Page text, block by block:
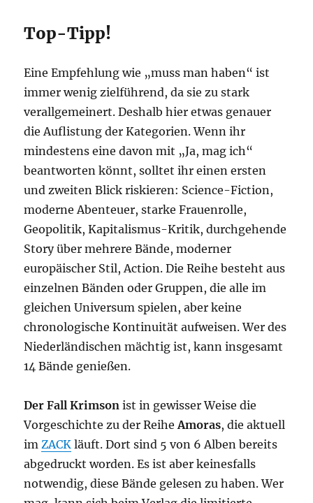
Top-Tipp!
Eine Empfehlung wie „muss man haben“ ist
immer wenig zielführend, da sie zu stark
verallgemeinert. Deshalb hier etwas genauer
die Auflistung der Kategorien. Wenn ihr
mindestens eine davon mit „Ja, mag ich“
beantworten könnt, solltet ihr einen ersten
und zweiten Blick riskieren: Science-Fiction,
moderne Abenteuer, starke Frauenrolle,
Geopolitik, Kapitalismus-Kritik, durchgehende
Story über mehrere Bände, moderner
europäischer Stil, Action. Die Reihe besteht aus
einzelnen Bänden oder Gruppen, die alle im
gleichen Universum spielen, aber keine
chronologische Kontinuität aufweisen. Wer des
Niederländischen mächtig ist, kann insgesamt
14 Bände genießen.
Der Fall Krimson ist in gewisser Weise die
Vorgeschichte zu der ReiheAmoras, die aktuell
imZACK läuft. Dort sind 5 von 6 Alben bereits
abgedruckt worden. Es ist aber keinesfalls
notwendig, diese Bände gelesen zu haben. Wer